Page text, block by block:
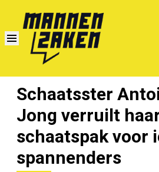
Schaatsster
Jong verruilt
schaatspak voor
spannenders